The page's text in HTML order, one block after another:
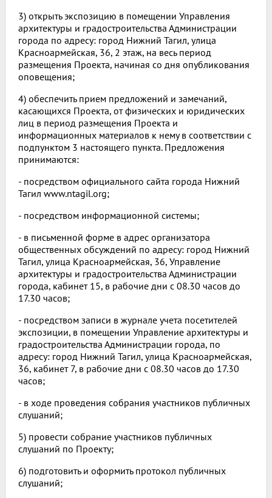
3) открыть экспозицию в помещении Управления
архитектуры и градостроительства Администрации
города по адресу: город Нижний Тагил, улица
Красноармейская, 36, 2 этаж, на весь период
размещения Проекта, начиная со дня опубликования
оповещения;
4) обеспечить прием предложений и замечаний,
касающихся Проекта, от физических и юридических
лиц в период размещения Проекта и
информационных материалов к нему в соответствии с
подпунктом 3 настоящего пункта. Предложения
принимаются:
- посредством официального сайта города Нижний
Тагил www.ntagil.org;
- посредством информационной системы;
- в письменной форме в адрес организатора
общественных обсуждений по адресу: город Нижний
Тагил, улица Красноармейская, 36, Управление
архитектуры и градостроительства Администрации
города, кабинет 15, в рабочие дни с 08.30 часов до
17.30 часов;
- посредством записи в журнале учета посетителей
экспозиции, в помещении Управление архитектуры и
градостроительства Администрации города, по
адресу: город Нижний Тагил, улица Красноармейская,
36, кабинет 7, в рабочие дни с 08.30 часов до 17.30
часов;
- в ходе проведения собрания участников публичных
слушаний;
5) провести собрание участников публичных
слушаний по Проекту;
6) подготовить и оформить протокол публичных
слушаний;